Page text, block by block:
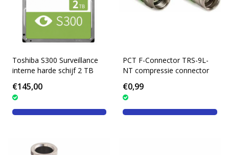
Toshiba S300 Surveillance
interne harde schijf 2 TB
€145,00
PCT F-Connector TRS-9L-
NT compressie connector
€0,99